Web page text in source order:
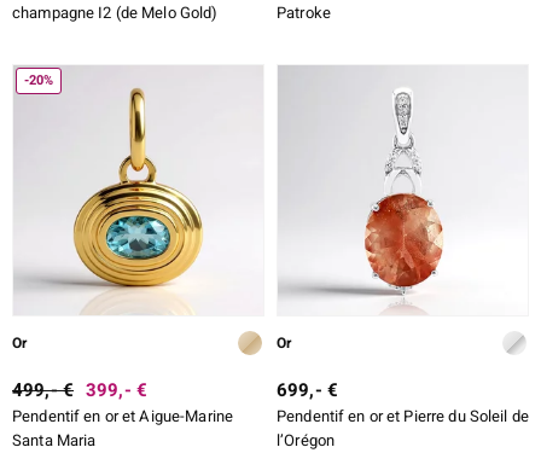
champagne I2 (de Melo Gold) Patroke
-20%
Or
499,- € 399,- €
Pendentif en or et Aigue-Marine
Santa Maria
Or
699,- €
Pendentif en or et Pierre du Soleil de
l’Orégon